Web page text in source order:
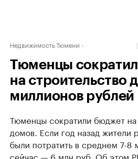
Недвижимость Тюмени
Тюменцы
на строительство
миллионов рублей
Тюменцы сократили бюджет на
домов. Если год назад жители
были потратить в среднем 7-8
сейчас — 6 млн руб. Об этом